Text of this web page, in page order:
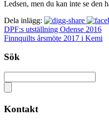
Ledsen, men du kan inte se den
Dela inlägg:
DPF:s utställning Odense 2016
Finnquilts årsmöte 2017 i Kemi
Sök
Kontakt